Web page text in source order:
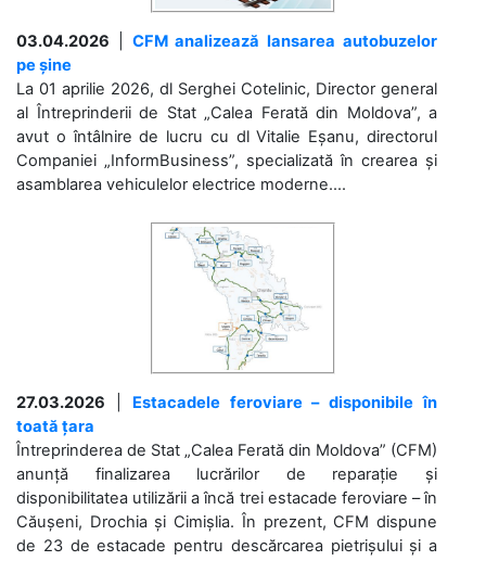
03.04.2026
CFM analizează lansarea autobuzelor
pe șine
La 01 aprilie 2026, dl Serghei Cotelinic, Director general
al Întreprinderii de Stat „Calea Ferată din Moldova”, a
avut o întâlnire de lucru cu dl Vitalie Eșanu, directorul
Companiei „InformBusiness”, specializată în crearea și
asamblarea vehiculelor electrice moderne....
27.03.2026
Estacadele feroviare – disponibile în
toată țara
Întreprinderea de Stat „Calea Ferată din Moldova” (CFM)
anunță finalizarea lucrărilor de reparație și
disponibilitatea utilizării a încă trei estacade feroviare – în
Căușeni, Drochia și Cimișlia. În prezent, CFM dispune
de 23 de estacade pentru descărcarea pietrișului și a